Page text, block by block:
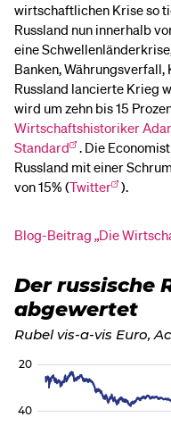
wirtschaftlichen Krise so
Russland nun innerhalb
eine
Banken,
Russland lancierte Krieg
wird um zehn bis 15
Wirtschaftshistoriker
Standard . Die
Russland mit einer
von 15% (Twitter ).
Blog-Beitrag „Die